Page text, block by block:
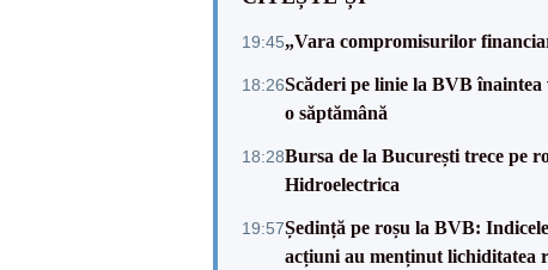
19:45„Vara compromisurilor
18:26Scăderi pe linie la BVB
o săptămână
18:28Bursa de la București trece pe
Hidroelectrica
19:57Ședință pe roșu la BVB:
acțiuni au menținut lichiditatea